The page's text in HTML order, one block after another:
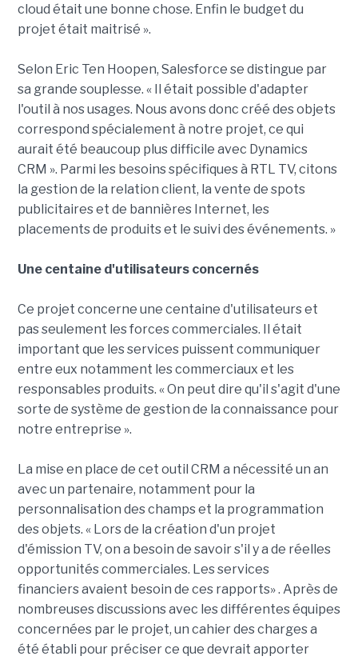
cloud était une bonne chose. Enfin le budget du
projet était maitrisé ».
Selon Eric Ten Hoopen, Salesforce se distingue par
sa grande souplesse. « Il était possible d'adapter
l'outil à nos usages. Nous avons donc créé des objets
correspond spécialement à notre projet, ce qui
aurait été beaucoup plus difficile avec Dynamics
CRM ». Parmi les besoins spécifiques à RTL TV, citons
la gestion de la relation client, la vente de spots
publicitaires et de bannières Internet, les
placements de produits et le suivi des événements. »
Une centaine d'utilisateurs concernés
Ce projet concerne une centaine d'utilisateurs et
pas seulement les forces commerciales. Il était
important que les services puissent communiquer
entre eux notamment les commerciaux et les
responsables produits. « On peut dire qu'il s'agit d'une
sorte de système de gestion de la connaissance pour
notre entreprise ».
La mise en place de cet outil CRM a nécessité un an
avec un partenaire, notamment pour la
personnalisation des champs et la programmation
des objets. « Lors de la création d'un projet
d'émission TV, on a besoin de savoir s'il y a de réelles
opportunités commerciales. Les services
financiers avaient besoin de ces rapports» . Après de
nombreuses discussions avec les différentes équipes
concernées par le projet, un cahier des charges a
été établi pour préciser ce que devrait apporter